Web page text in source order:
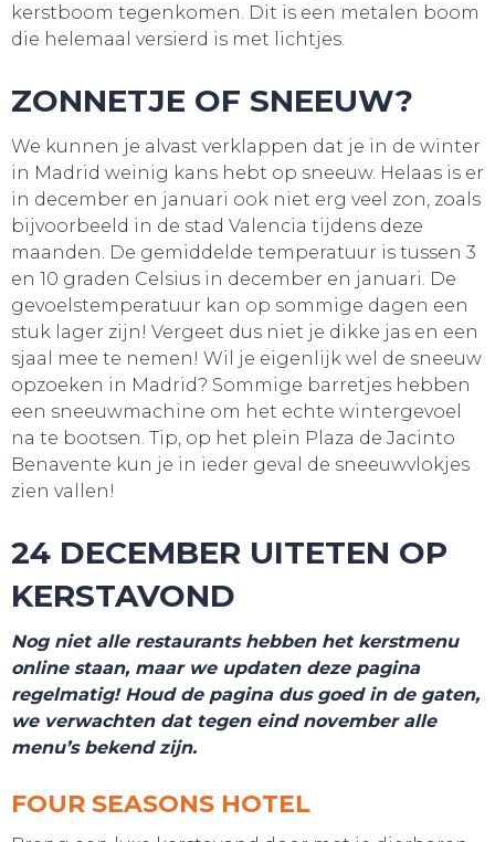
kerstboom tegenkomen. Dit is een metalen boom
die helemaal versierd is met lichtjes.
ZONNETJE OF SNEEUW?
We kunnen je alvast verklappen dat je in de winter
in Madrid weinig kans hebt op sneeuw. Helaas is er
in december en januari ook niet erg veel zon, zoals
bijvoorbeeld in de stad Valencia tijdens deze
maanden. De gemiddelde temperatuur is tussen 3
en 10 graden Celsius in december en januari. De
gevoelstemperatuur kan op sommige dagen een
stuk lager zijn! Vergeet dus niet je dikke jas en een
sjaal mee te nemen! Wil je eigenlijk wel de sneeuw
opzoeken in Madrid? Sommige barretjes hebben
een sneeuwmachine om het echte wintergevoel
na te bootsen. Tip, op het plein Plaza de Jacinto
Benavente kun je in ieder geval de sneeuwvlokjes
zien vallen!
24 DECEMBER UITETEN OP
KERSTAVOND
Nog niet alle restaurants hebben het kerstmenu
online staan, maar we updaten deze pagina
regelmatig! Houd de pagina dus goed in de gaten,
we verwachten dat tegen eind november alle
menu’s bekend zijn.
FOUR SEASONS HOTEL